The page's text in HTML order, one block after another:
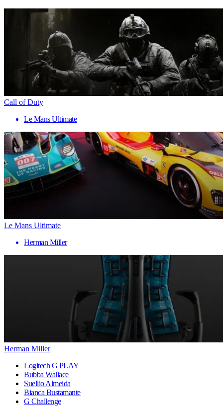
Call of Duty
Le Mans Ultimate
Le Mans Ultimate
Herman Miller
Herman Miller
Logitech G PLAY
Bubba Wallace
Suellio Almeida
Bianca Bustamante
G Challenge